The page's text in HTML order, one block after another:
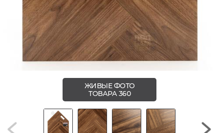
ЖИВЫЕ ФОТО
ТОВАРА 360